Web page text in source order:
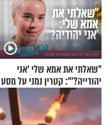
"שאלתי את אמא שלי 'אני
יהודייה?'": קטרין נמני על מסע
ההתחזקות המרגש